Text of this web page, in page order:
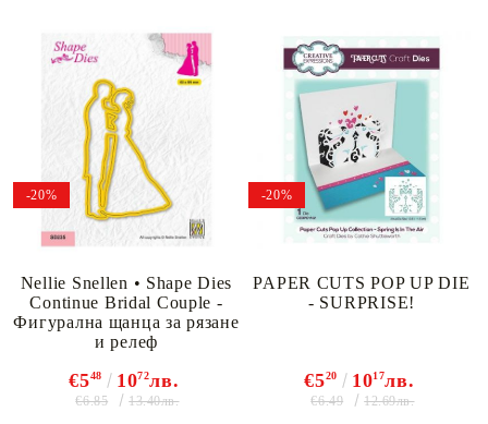
-20%
Nellie Snellen • Shape Dies
Continue Bridal Couple -
Фигурална щанца за рязане
и релеф
€548 1072лв.
€6.85 13.40лв.
-20%
PAPER CUTS POP UP DIE
- SURPRISE!
€520 1017лв.
€6.49 12.69лв.